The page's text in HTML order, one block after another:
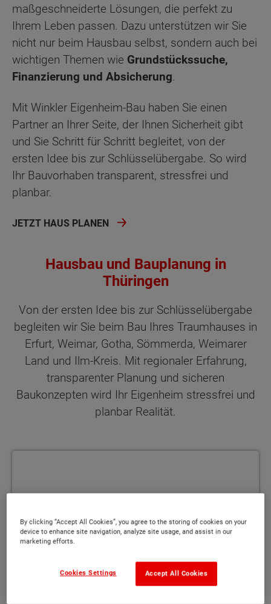
maßgeschneiderte Lösungen, die perfekt zu
Ihrem Leben passen. Dazu unterstützen wir Sie
nicht nur beim Hausbau selbst, sondern auch bei
wichtigen Themen wie Grundstückssuche,
Finanzierung und Absicherung.
Mit Winkler Eigenheim-Bau haben Sie einen
Partner an Ihrer Seite, der Ihnen Sicherheit gibt
und Sie Schritt für Schritt begleitet, von der
ersten Idee bis zur Schlüsselübergabe. So wird
Ihr Bauvorhaben transparent, stressfrei und
planbar.
JETZT HAUS PLANEN
Hausbau und Bauplanung in
Thüringen
Von der ersten Idee bis zur Schlüsselübergabe
begleiten wir Sie beim Bau Ihres Traumhauses in
Erfurt, Weimar, Gotha, Sömmerda, Weimarer
Land und Ilm-Kreis. Mit regionaler Erfahrung,
transparenter Planung und sicheren
Baukonzepten wird Ihr Eigenheim stressfrei und
planbar Realität.
By clicking “Accept All Cookies”, you agree to the storing of cookies on your
device to enhance site navigation, analyze site usage, and assist in our
marketing efforts.
Accept All Cookies
Cookies Settings